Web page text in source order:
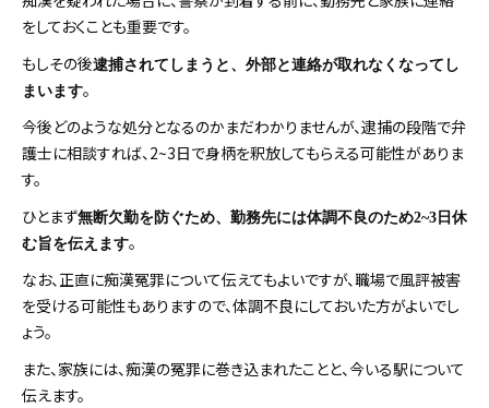
をしておくことも重要です。
もしその後逮捕されてしまうと、外部と連絡が取れなくなってし
まいます。
今後どのような処分となるのかまだわかりませんが、逮捕の段階で弁
護士に相談すれば、2~3日で身柄を釈放してもらえる可能性がありま
す。
ひとまず無断欠勤を防ぐため、勤務先には体調不良のため2~3日休
む旨を伝えます。
なお、正直に痴漢冤罪について伝えてもよいですが、職場で風評被害
を受ける可能性もありますので、体調不良にしておいた方がよいでし
ょう。
また、家族には、痴漢の冤罪に巻き込まれたことと、今いる駅について
伝えます。